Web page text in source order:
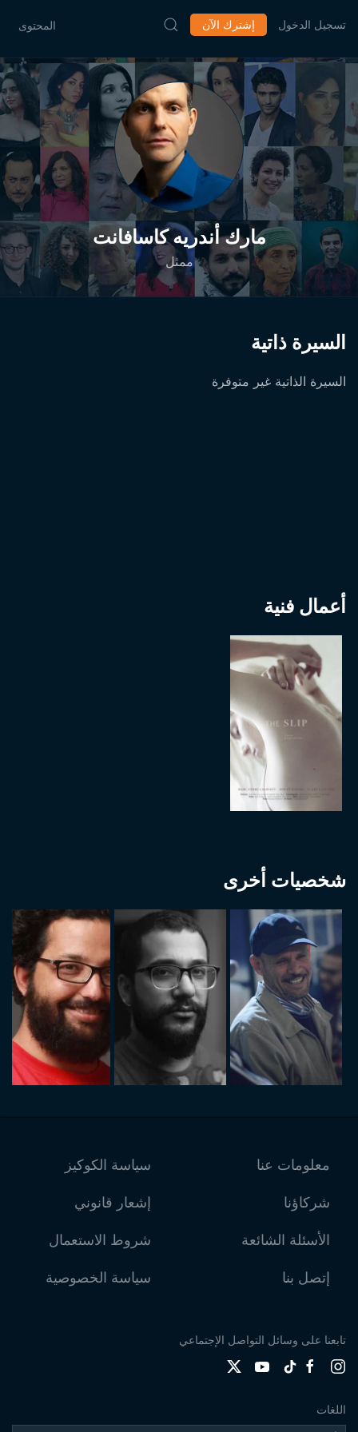
المحتوى إشترك الآن تسجيل الدخول
مارك أندريه كاسافانت
ممثل
السيرة ذاتية
السيرة الذاتية غير متوفرة
أعمال فنية
شخصيات أخرى
معلومات عنا
شركاؤنا
الأسئلة الشائعة
إتصل بنا
سياسة الكوكيز
إشعار قانوني
شروط الاستعمال
سياسة الخصوصية
تابعنا على وسائل التواصل الإجتماعي
اللغات